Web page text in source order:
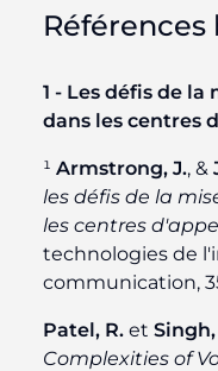
1 - Les défis de
dans les centres
¹ Armstrong, J., &
les défis de la
les centres
technologies de
communication,
Patel, R. et Singh,
Complexities of